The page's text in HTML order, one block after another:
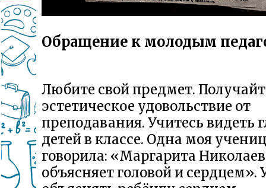
Обращение к молодым
Любите свой предмет.
эстетическое удовольствие от
преподавания. Учитесь видеть
детей в классе. Одна моя
говорила: «Маргарита
объясняет головой и сердцем».